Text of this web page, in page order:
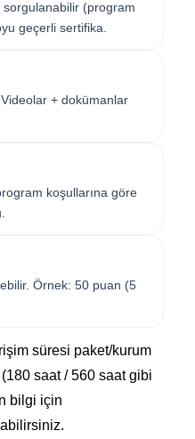
sorgulanabilir (program
geçerli sertifika.
+ dokümanlar
koşullarına göre
Örnek: 50 puan (5
süresi paket/kurum
saat / 560 saat gibi
bilgi için